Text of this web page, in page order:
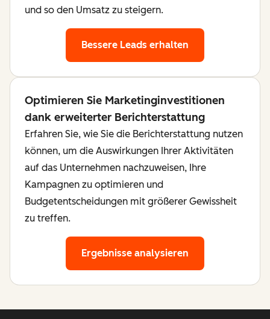
und so den Umsatz zu steigern.
Bessere Leads erhalten
Optimieren Sie Marketinginvestitionen
dank erweiterter Berichterstattung
Erfahren Sie, wie Sie die Berichterstattung nutzen
können, um die Auswirkungen Ihrer Aktivitäten
auf das Unternehmen nachzuweisen, Ihre
Kampagnen zu optimieren und
Budgetentscheidungen mit größerer Gewissheit
zu treffen.
Ergebnisse analysieren